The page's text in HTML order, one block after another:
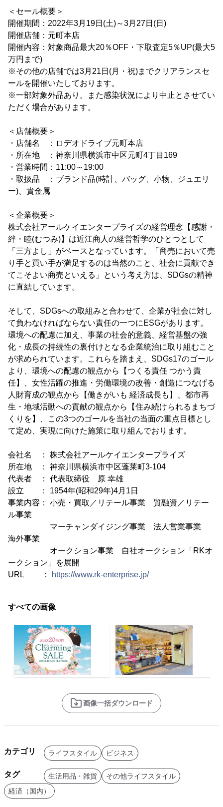
＜セール概要＞
開催期間：2022年3月19日(土)～3月27日(日)
開催店舗：元町本店
開催内容：対象商品最大20％OFF・下取査定5％UP(最大5
万円まで)
※その他の店舗では3月21日(月・祝)までクリアランスセ
ールを開催いたしております。
※一部対象外品あり。また感染状況により中止とさせてい
ただく場合があります。
＜店舗概要＞
・店舗名 ：ロデオドライブ元町本店
・所在地 ：神奈川県横浜市中区元町4丁目169
・営業時間：11:00～19:00
・取扱品 ：ブランド品(時計、バッグ、小物、ジュエリ
ー)、貴金属
＜企業概要＞
株式会社アールケイエンタープライズの経営理念【感謝・
絆・睦(むつみ)】は近江商人の経営哲学のひとつとして
「三方よし」がベースとなっています。「商売において売
り手と買い手が満足するのは当然のこと、社会に貢献でき
てこそよい商売といえる」という考え方は、SDGsの精神
に直結しています。
そして、SDGsへの取組みと合わせて、企業が社会に対し
て負わなければならない責任の一つにESGがあります。
環境への配慮に加え、事業の社会的意義、経営基盤の強
化・成長の持続性の裏付けとなる企業統治に取り組むこと
が求められています。これらを踏まえ、SDGs17のゴール
より、環境への配慮の観点から【つくる責任 つかう責
任】、女性活躍の推進・労働環境の改善・創造につなげる
人財育成の観点から【働きがいも 経済成長も】、都市再
生・地域活動への貢献の観点から【住み続けられるまちづ
くりを】、この3つのゴールを当社の当面の重点目標とし
て定め、実現に向けた施策に取り組んでおります。
会社名 ： 株式会社アールケイエンタープライズ
所在地 ： 神奈川県横浜市中区蓬莱町3-104
代表者 ： 代表取締役 原 幸雄
設立 ： 1954年(昭和29年)4月1日
事業内容： 小売・買取／リテール事業 質融資／リテー
ル事業
マーチャンダイジング事業 法人営業事業
海外事業
オークション事業 自社オークション「RKオ
ークション」を展開
URL ：
https://www.rk-enterprise.jp/
すべての画像
画像一括ダウンロード
カテゴリ ライフスタイル ビジネス
タグ 生活用品・雑貨
その他ライフスタイル
経済（国内）